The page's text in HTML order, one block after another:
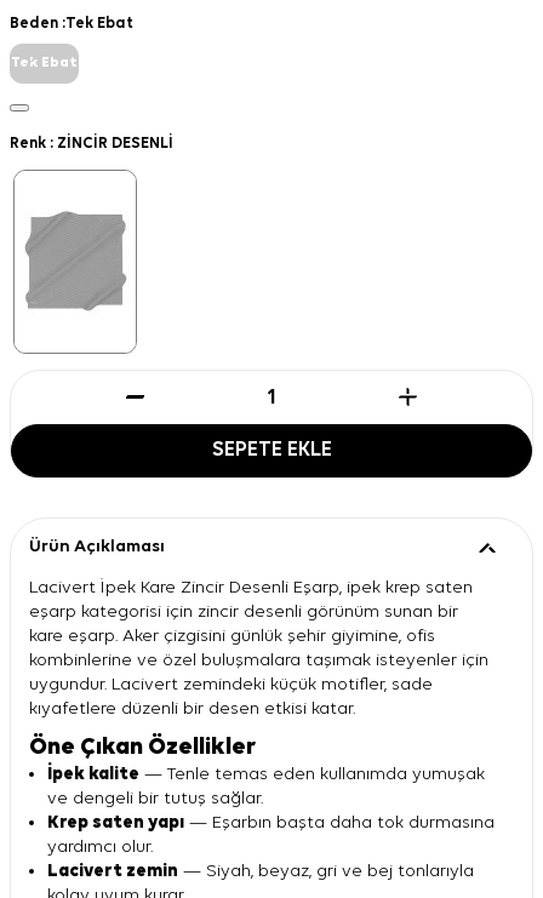
Beden :Tek Ebat
Tek Ebat
Renk : ZİNCİR DESENLİ
SEPETE EKLE
Ürün Açıklaması
Lacivert İpek Kare Zincir Desenli Eşarp, ipek krep saten
eşarp kategorisi için zincir desenli görünüm sunan bir
kare eşarp. Aker çizgisini günlük şehir giyimine, ofis
kombinlerine ve özel buluşmalara taşımak isteyenler için
uygundur. Lacivert zemindeki küçük motifler, sade
kıyafetlere düzenli bir desen etkisi katar.
Öne Çıkan Özellikler
İpek kalite — Tenle temas eden kullanımda yumuşak
ve dengeli bir tutuş sağlar.
Krep saten yapı — Eşarbın başta daha tok durmasına
yardımcı olur.
Lacivert zemin — Siyah, beyaz, gri ve bej tonlarıyla